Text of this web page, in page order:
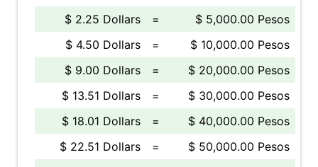
$ 2.25 Dollars
=
$ 5,000.00 Pesos
$ 4.50 Dollars
=
$ 10,000.00 Pesos
$ 9.00 Dollars
=
$ 20,000.00 Pesos
$ 13.51 Dollars
=
$ 30,000.00 Pesos
$ 18.01 Dollars
=
$ 40,000.00 Pesos
$ 22.51 Dollars
=
$ 50,000.00 Pesos